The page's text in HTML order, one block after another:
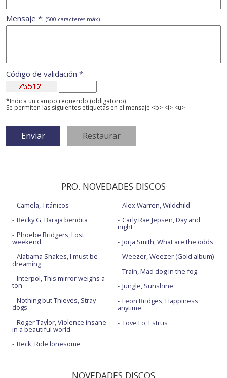
Mensaje *: (500 caracteres máx)
Código de validación *:
*Indica un campo requerido (obligatorio)
Se permiten las siguientes etiquetas en el mensaje <b> <i> <u>
PRO. NOVEDADES DISCOS
Camela, Titánicos
Becky G, Baraja bendita
Phoebe Bridgers, Lost
weekend
Alabama Shakes, I must be
dreaming
Interpol, This mirror weighs a
ton
Nothing but Thieves, Stray
dogs
Roger Taylor, Violence insane
in a beautiful world
Beck, Ride lonesome
Alex Warren, Wildchild
Carly Rae Jepsen, Day and
night
Jorja Smith, What are the odds
Weezer, Weezer (Gold album)
Train, Mad dog in the fog
Jungle, Sunshine
Leon Bridges, Happiness
anytime
Tove Lo, Estrus